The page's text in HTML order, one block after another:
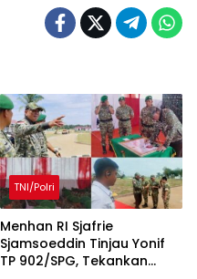
TNI/Polri
Menhan RI Sjafrie
Sjamsoeddin Tinjau Yonif
TP 902/SPG, Tekankan